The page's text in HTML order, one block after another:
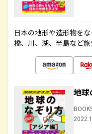
日本の地形や造形物を
橋、川、湖、半島など
地